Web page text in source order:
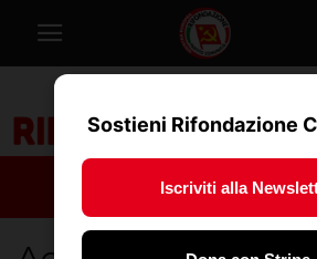
Sostieni Rifondazione
Iscriviti alla